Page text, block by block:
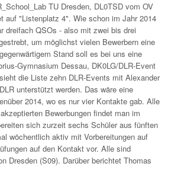
TU Dresden, DL0TSD vom OV
auf "Listenplatz 4". Wie schon im Jahr 2014
dreifach QSOs - also mit zwei bis drei
um möglichst vielen Bewerbern eine
Stand soll es bei uns eine
Gymnasium Dessau, DK0LG/DLR-Event
die Liste zehn DLR-Events mit Alexander
unterstützt werden. Das wäre eine
2014, wo es nur vier Kontakte gab. Alle
Bewerbungen findet man im
sich zurzeit sechs Schüler aus fünften
wöchentlich aktiv mit Vorbereitungen auf
auf den Kontakt vor. Alle sind
Dresden (S09). Darüber berichtet Thomas